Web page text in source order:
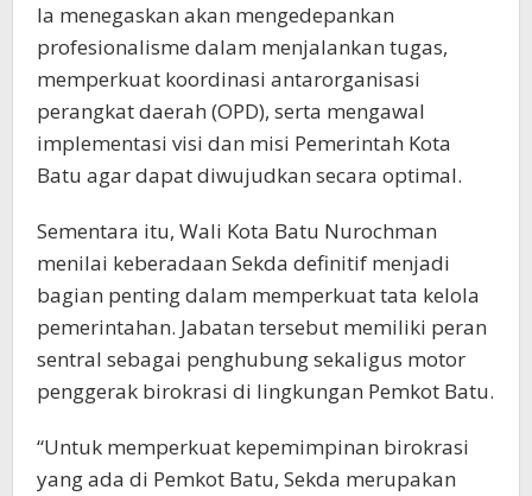
Ia menegaskan akan mengedepankan
profesionalisme dalam menjalankan tugas,
memperkuat koordinasi antarorganisasi
perangkat daerah (OPD), serta mengawal
implementasi visi dan misi Pemerintah Kota
Batu agar dapat diwujudkan secara optimal.
Sementara itu, Wali Kota Batu Nurochman
menilai keberadaan Sekda definitif menjadi
bagian penting dalam memperkuat tata kelola
pemerintahan. Jabatan tersebut memiliki peran
sentral sebagai penghubung sekaligus motor
penggerak birokrasi di lingkungan Pemkot Batu.
“Untuk memperkuat kepemimpinan birokrasi
yang ada di Pemkot Batu, Sekda merupakan